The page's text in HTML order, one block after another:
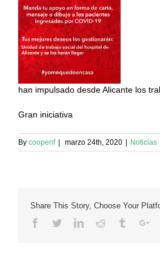
han impulsado desde Alicante los
Gran iniciativa
By coopenf marzo 24th, 2020 Noticias
Share This Story, Choose Your
Facebook
TwitterLinkedinReddit Tumblr